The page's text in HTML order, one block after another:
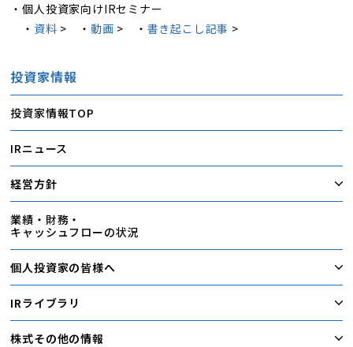
投資家情報
投資家情報TOP
IRニュース
経営方針
業績・財務・
キャッシュフローの状況
個人投資家の皆様へ
IRライブラリ
株式その他の情報
・個人投資家向けIRセミナー
・ 資料 > ・ 動画 > ・ 書き起こし記事 >